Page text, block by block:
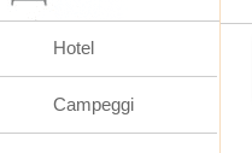
Hotel
Campeggi